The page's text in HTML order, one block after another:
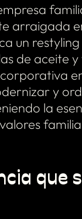
arraigada
un
de aceite
y
la
que